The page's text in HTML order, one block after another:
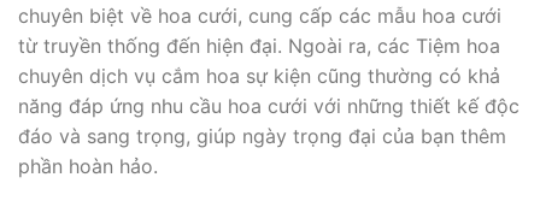
chuyên biệt về hoa cưới, cung cấp các mẫu hoa cưới
từ truyền thống đến hiện đại. Ngoài ra, các Tiệm hoa
chuyên dịch vụ cắm hoa sự kiện cũng thường có khả
năng đáp ứng nhu cầu hoa cưới với những thiết kế độc
đáo và sang trọng, giúp ngày trọng đại của bạn thêm
phần hoàn hảo.